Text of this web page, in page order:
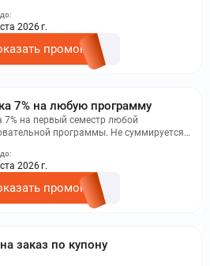
2026 г.
промокод
7% на любую программу
7% на первый семестр любой
программы. Не суммируется с
2026 г.
промокод
заказ по купону